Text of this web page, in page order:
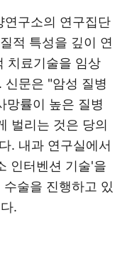
연구소의 연구집단
적 특성을 깊이 연
치료기술을 임상
신문은 "암성 질병
망률이 높은 질병
벌리는 것은 당의
. 내과 연구실에서
인터벤션 기술'을
술을 진행하고 있
.